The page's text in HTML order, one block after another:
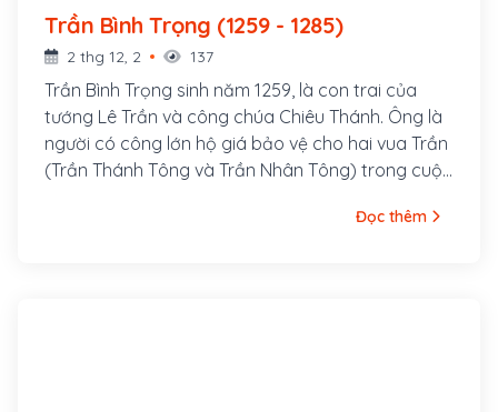
Trần Bình Trọng (1259 - 1285)
2 thg 12, 2 137
Trần Bình Trọng sinh năm 1259, là con trai của
tướng Lê Trần và công chúa Chiêu Thánh. Ông là
người có công lớn hộ giá bảo vệ cho hai vua Trần
(Trần Thánh Tông và Trần Nhân Tông) trong cuộc
hai. Ông hy sinh khi chặn quân Nguyên ở bãi Thiên
Đọc thêm